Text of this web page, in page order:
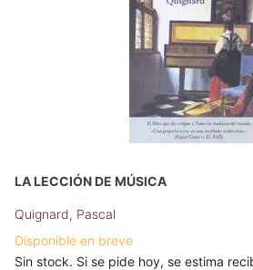
LA LECCIÓN DE MÚSICA
Quignard, Pascal
Disponible en breve
Sin stock. Si se pide hoy, se estima